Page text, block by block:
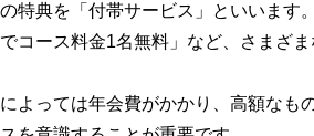
特典を「付帯サービス」といいます
コース料金1名無料」など、さまざま
よっては年会費がかかり、高額なも